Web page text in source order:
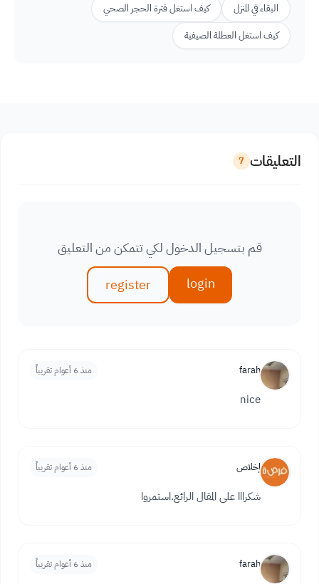
البقاء في المنزل
كيف استغل فترة الحجر الصحي
كيف استغل العطلة الصيفية
التعليقات 7
قم بتسجيل الدخول لكي تتمكن من التعليق
login
register
farah منذ 6 أعوام تقريباً
nice
إخلاص منذ 6 أعوام تقريباً
شكرااا على المقال الرائع.استمروا
farah منذ 6 أعوام تقريباً